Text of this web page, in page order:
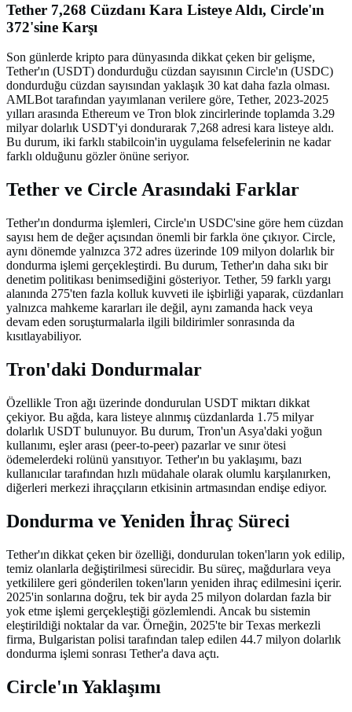
Tether 7,268 Cüzdanı Kara Listeye Aldı, Circle'ın
372'sine Karşı
Son günlerde kripto para dünyasında dikkat çeken bir gelişme,
Tether'ın (USDT) dondurduğu cüzdan sayısının Circle'ın (USDC)
dondurduğu cüzdan sayısından yaklaşık 30 kat daha fazla olması.
AMLBot tarafından yayımlanan verilere göre, Tether, 2023-2025
yılları arasında Ethereum ve Tron blok zincirlerinde toplamda 3.29
milyar dolarlık USDT'yi dondurarak 7,268 adresi kara listeye aldı.
Bu durum, iki farklı stabilcoin'in uygulama felsefelerinin ne kadar
farklı olduğunu gözler önüne seriyor.
Tether ve Circle Arasındaki Farklar
Tether'ın dondurma işlemleri, Circle'ın USDC'sine göre hem cüzdan
sayısı hem de değer açısından önemli bir farkla öne çıkıyor. Circle,
aynı dönemde yalnızca 372 adres üzerinde 109 milyon dolarlık bir
dondurma işlemi gerçekleştirdi. Bu durum, Tether'ın daha sıkı bir
denetim politikası benimsediğini gösteriyor. Tether, 59 farklı yargı
alanında 275'ten fazla kolluk kuvveti ile işbirliği yaparak, cüzdanları
yalnızca mahkeme kararları ile değil, aynı zamanda hack veya
devam eden soruşturmalarla ilgili bildirimler sonrasında da
kısıtlayabiliyor.
Tron'daki Dondurmalar
Özellikle Tron ağı üzerinde dondurulan USDT miktarı dikkat
çekiyor. Bu ağda, kara listeye alınmış cüzdanlarda 1.75 milyar
dolarlık USDT bulunuyor. Bu durum, Tron'un Asya'daki yoğun
kullanımı, eşler arası (peer-to-peer) pazarlar ve sınır ötesi
ödemelerdeki rolünü yansıtıyor. Tether'ın bu yaklaşımı, bazı
kullanıcılar tarafından hızlı müdahale olarak olumlu karşılanırken,
diğerleri merkezi ihraççıların etkisinin artmasından endişe ediyor.
Dondurma ve Yeniden İhraç Süreci
Tether'ın dikkat çeken bir özelliği, dondurulan token'ların yok edilip,
temiz olanlarla değiştirilmesi sürecidir. Bu süreç, mağdurlara veya
yetkililere geri gönderilen token'ların yeniden ihraç edilmesini içerir.
2025'in sonlarına doğru, tek bir ayda 25 milyon dolardan fazla bir
yok etme işlemi gerçekleştiği gözlemlendi. Ancak bu sistemin
eleştirildiği noktalar da var. Örneğin, 2025'te bir Texas merkezli
firma, Bulgaristan polisi tarafından talep edilen 44.7 milyon dolarlık
dondurma işlemi sonrası Tether'a dava açtı.
Circle'ın Yaklaşımı